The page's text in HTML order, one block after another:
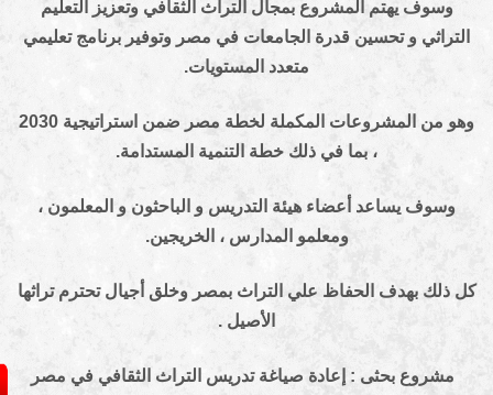
يهتم المشروع بمجال التراث الثقافي وتعزيز التعليم
و تحسين قدرةالجامعات في مصر وتوفير برنامج تعليمي
متعدد المستويات.
المشروعات
المكملة لخطة مصر ضمن استراتيجية 2030
، بما في ذلك خطة التنمية المستدامة.
أعضاء هيئة التدريس و الباحثون و المعلمون ،
ومعلمو المدارس ، الخريجين.
الحفاظ علي التراث بمصر وخلق أجيال تحترم تراثها
بحثى : إعادة صياغة تدريس التراث الثقافي في مصر